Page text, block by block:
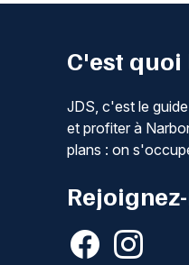
C'est quoi
JDS, c'est le
et profiter à
plans : on